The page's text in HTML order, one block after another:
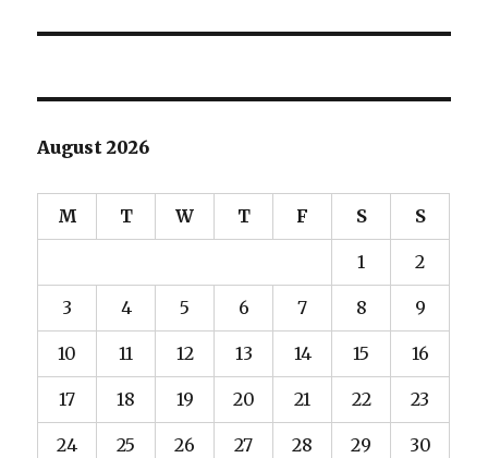
August 2026
M T W T F S S
1 2
3 4 5 6 7 8 9
10 11 12 13 14 15 16
17 18 19 20 21 22 23
24 25 26 27 28 29 30